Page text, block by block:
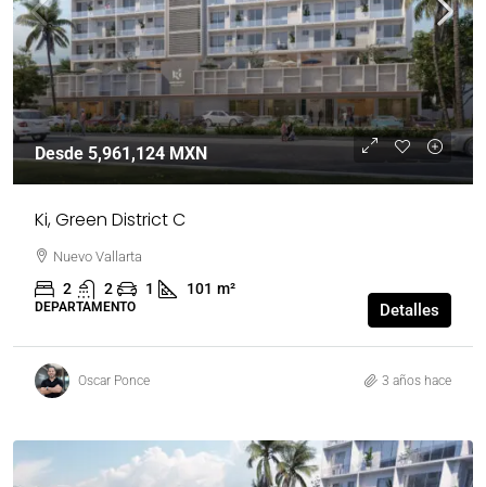
Desde 5,961,124 MXN
Ki, Green District C
Nuevo Vallarta
2 2 1 101 m²
DEPARTAMENTO Detalles
Oscar Ponce 3 años hace